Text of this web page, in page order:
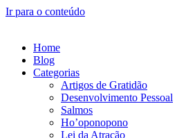
Ir para o conteúdo
Home
Blog
Categorias
Artigos de Gratidão
Desenvolvimento Pessoal
Salmos
Ho’oponopono
Lei da Atração